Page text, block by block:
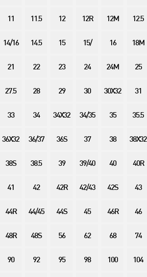
11 11.5 12 12R 12M 12.5
14/16 14.5 15 15/ 16 18M
21 22 23 24 24M 25
27.5 28 29 30 30X32 31
33 34 34X32 34/35 35 35.5
36X32 36/37 36S 37 38 38X32
38S 38.5 39 39/40 40 40R
41 42 42R 42/43 42S 43
44R 44/45 44S 45 46R 46
48R 48S 56 62 68 74
90 92 95 98 100 104